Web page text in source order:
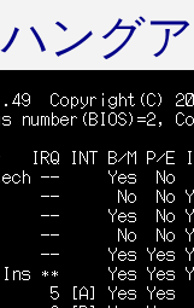
ング